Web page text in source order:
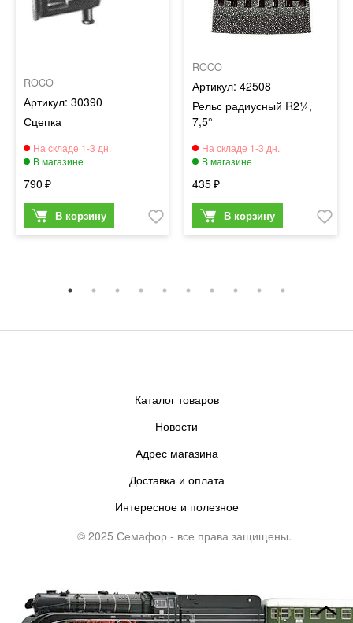
ROCO
30390
Сцепка
790
ROCO
42508
Рельс радиусный R2¼,
7,5°
435
Каталог товаров
Новости
Адрес магазина
Доставка и оплата
Интересное и полезное
© 2025 Семафор - все права защищены.